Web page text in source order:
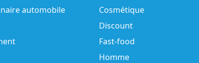
automobile
Cosmétique
Discount
Fast-food
Homme